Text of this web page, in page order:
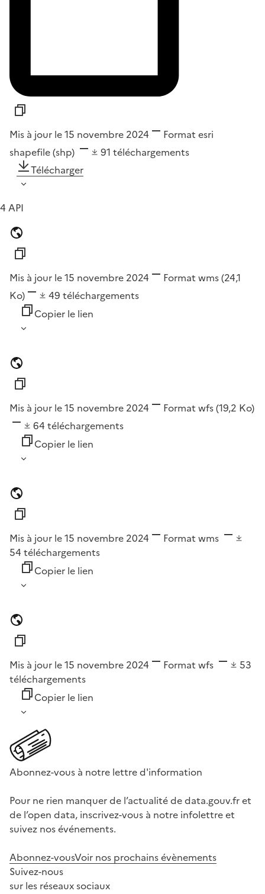
Mis à jour le 15 novembre 2024 Format esri
shapefile (shp)
91 téléchargements
Télécharger
4 API
Mis à jour le 15 novembre 2024 Format wms(24,1
Ko)
49 téléchargements
Copier le lien
Mis à jour le 15 novembre 2024 Format wfs(19,2 Ko)
64 téléchargements
Copier le lien
Mis à jour le 15 novembre 2024 Format wms
54 téléchargements
Copier le lien
Mis à jour le 15 novembre 2024 Format wfs
53
téléchargements
Copier le lien
Abonnez-vous à notre lettre d'information
Pour ne rien manquer de l’actualité de data.gouv.fr et
de l’open data, inscrivez-vous à notre infolettre et
suivez nos événements.
Abonnez-vousVoir nos prochains évènements
Suivez-nous
sur les réseaux sociaux